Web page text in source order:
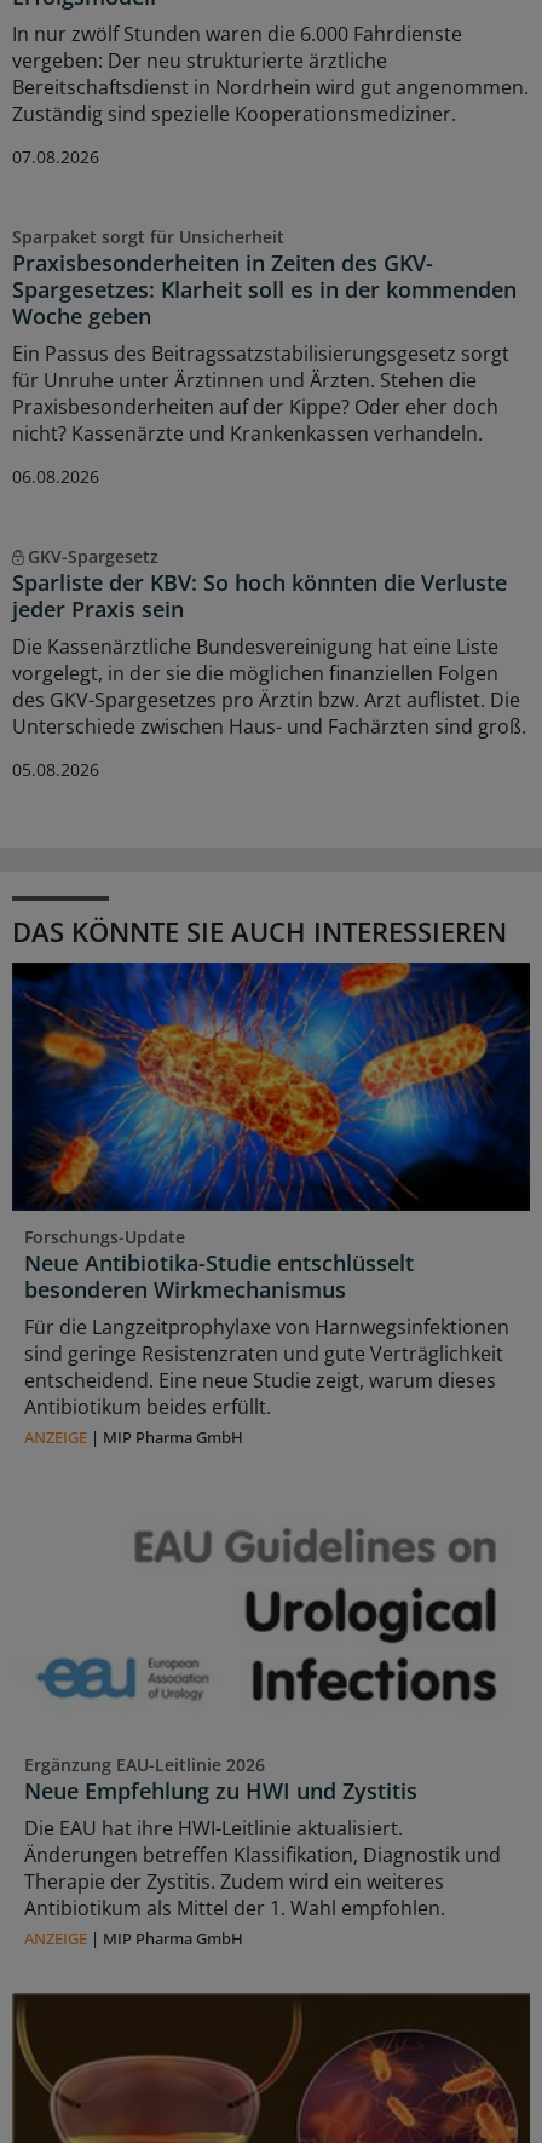
In nur zwölf Stunden waren die 6.000 Fahrdienste
vergeben: Der neu strukturierte ärztliche
Bereitschaftsdienst in Nordrhein wird gut angenommen.
Zuständig sind spezielle Kooperationsmediziner.
07.08.2026
Sparpaket sorgt für Unsicherheit
Praxisbesonderheiten in Zeiten des GKV-
Spargesetzes: Klarheit soll es in der kommenden
Woche geben
Ein Passus des Beitragssatzstabilisierungsgesetz sorgt
für Unruhe unter Ärztinnen und Ärzten. Stehen die
Praxisbesonderheiten auf der Kippe? Oder eher doch
nicht? Kassenärzte und Krankenkassen verhandeln.
06.08.2026
GKV-Spargesetz
Sparliste der KBV: So hoch könnten die Verluste
jeder Praxis sein
Die Kassenärztliche Bundesvereinigung hat eine Liste
vorgelegt, in der sie die möglichen finanziellen Folgen
des GKV-Spargesetzes pro Ärztin bzw. Arzt auflistet. Die
Unterschiede zwischen Haus- und Fachärzten sind groß.
05.08.2026
DAS KÖNNTE SIE AUCH INTERESSIEREN
Forschungs-Update
Neue Antibiotika-Studie entschlüsselt
besonderen Wirkmechanismus
Für die Langzeitprophylaxe von Harnwegsinfektionen
sind geringe Resistenzraten und gute Verträglichkeit
entscheidend. Eine neue Studie zeigt, warum dieses
Antibiotikum beides erfüllt.
ANZEIGE | MIP Pharma GmbH
Ergänzung EAU-Leitlinie 2026
Neue Empfehlung zu HWI und Zystitis
Die EAU hat ihre HWI-Leitlinie aktualisiert.
Änderungen betreffen Klassifikation, Diagnostik und
Therapie der Zystitis. Zudem wird ein weiteres
Antibiotikum als Mittel der 1. Wahl empfohlen.
ANZEIGE | MIP Pharma GmbH